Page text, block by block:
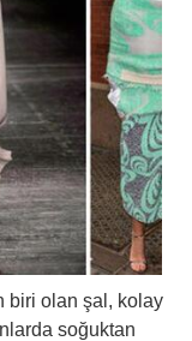
biri olan şal, kolay
soğuktan